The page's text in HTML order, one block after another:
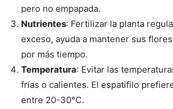
pero no empapada.
Nutrientes: Fertilizar la planta
exceso, ayuda a mantener sus
por más tiempo.
Temperatura: Evitar las
frías o calientes. El espatifilo
entre 20-30°C.